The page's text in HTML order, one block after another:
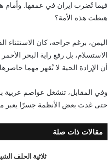
فيما تُضرب إيران في عمقها. وأمام
هبطت هذه الأمة؟
اليمن، برغم جراحه، كان الاستثناء
الاستسلام، بل رفع راية البحر
أن الإرادة الحية لا تُقهر مهما
وفي المقابل، تنشغل عواصم عربية
حتى غدت بعض الأنظمة جسرًا يعبر
مقالات ذات صلة
ثلاثية الحلف